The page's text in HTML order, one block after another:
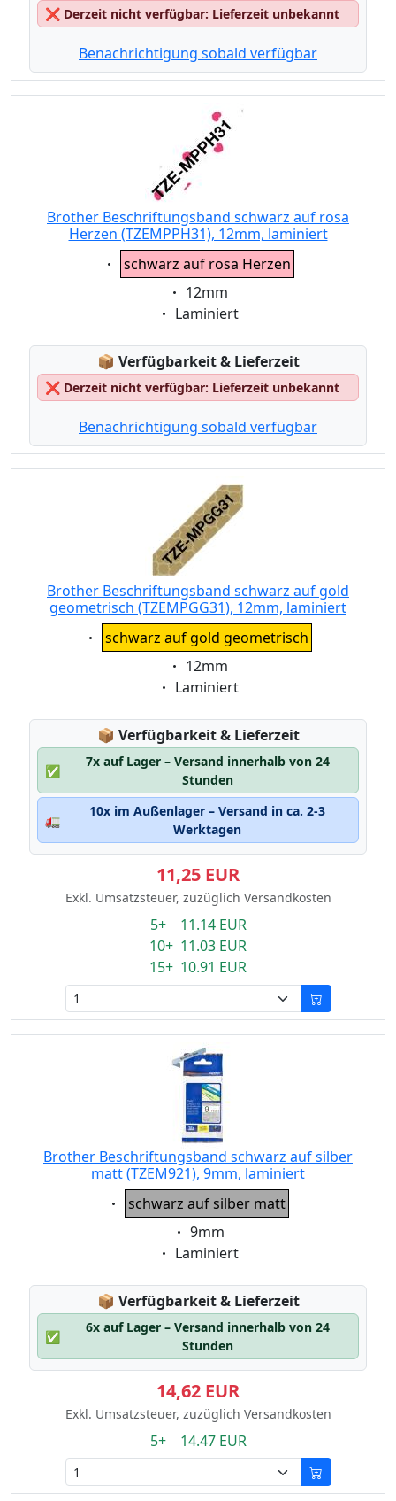
❌ Derzeit nicht verfügbar: Lieferzeit unbekannt
Benachrichtigung sobald verfügbar
Brother Beschriftungsband schwarz auf rosa
Herzen (TZEMPPH31), 12mm, laminiert
Eigenschaft:
schwarz auf rosa Herzen
Eigenschaft:
12mm
Eigenschaft:
Laminiert
📦 Lagerstatus:
Verfügbarkeit & Lieferzeit
❌ Derzeit nicht verfügbar: Lieferzeit unbekannt
Benachrichtigung sobald verfügbar
Brother Beschriftungsband schwarz auf gold
geometrisch (TZEMPGG31), 12mm, laminiert
Eigenschaft:
schwarz auf gold geometrisch
Eigenschaft:
12mm
Eigenschaft:
Laminiert
📦 Lagerstatus:
Verfügbarkeit & Lieferzeit
✅
7x auf Lager – Versand innerhalb von 24
Stunden
🚛
10x im Außenlager – Versand in ca. 2-3
Werktagen
11,25 EUR
Exkl. Umsatzsteuer, zuzüglich Versandkosten
5+ 11.14 EUR
10+ 11.03 EUR
15+ 10.91 EUR
Brother Beschriftungsband schwarz auf silber
matt (TZEM921), 9mm, laminiert
Eigenschaft:
schwarz auf silber matt
Eigenschaft:
9mm
Eigenschaft:
Laminiert
📦 Lagerstatus:
Verfügbarkeit & Lieferzeit
✅
6x auf Lager – Versand innerhalb von 24
Stunden
14,62 EUR
Exkl. Umsatzsteuer, zuzüglich Versandkosten
5+ 14.47 EUR